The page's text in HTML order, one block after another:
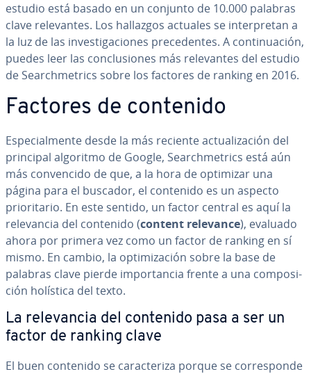
estudio está basado en un conjunto de 10.000 palabras
clave re­le­va­n­tes. Los hallazgos actuales se in­te­r­pre­tan a
la luz de las in­ve­s­ti­ga­cio­nes pre­ce­de­n­tes. A co­n­ti­nua­ción,
puedes leer las co­n­clu­sio­nes más re­le­va­n­tes del estudio
de Sea­r­ch­me­tri­cs sobre los factores de ranking en 2016.
Factores de contenido
Es­pe­cia­l­me­n­te desde la más reciente ac­tua­li­za­ción del
principal algoritmo de Google, Sea­r­ch­me­tri­cs está aún
más co­n­ve­n­ci­do de que, a la hora de optimizar una
página para el buscador, el contenido es un aspecto
prio­ri­ta­rio. En este sentido, un factor central es aquí la
re­le­va­n­cia del contenido (content relevance), evaluado
ahora por primera vez como un factor de ranking en sí
mismo. En cambio, la op­ti­mi­za­ción sobre la base de
palabras clave pierde im­po­r­ta­n­cia frente a una co­m­po­si­
ción holística del texto.
La re­le­va­n­cia del contenido pasa a ser un
factor de ranking clave
El buen contenido se ca­ra­c­te­ri­za porque se co­rre­s­po­n­de